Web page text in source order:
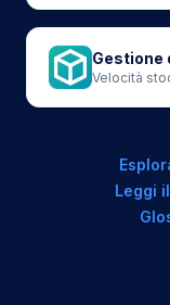
Gestione
Velocità
Leggi